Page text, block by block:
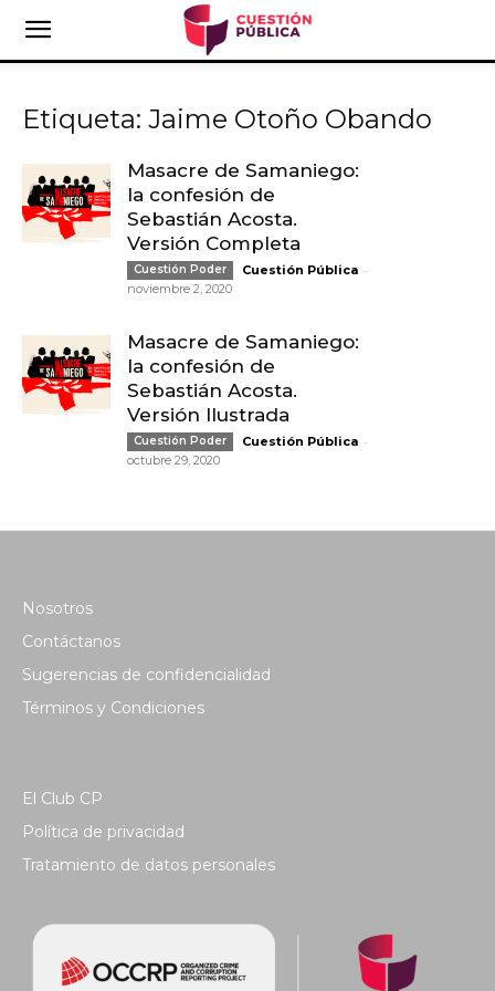
Etiqueta: Jaime Otoño Obando
Masacre de Samaniego:
la confesión de
Sebastián Acosta.
Versión Completa
Cuestión Poder Cuestión Pública -
noviembre 2, 2020
Masacre de Samaniego:
la confesión de
Sebastián Acosta.
Versión Ilustrada
Cuestión Poder Cuestión Pública -
octubre 29, 2020
Nosotros
Contáctanos
Sugerencias de confidencialidad
Términos y Condiciones
El Club CP
Política de privacidad
Tratamiento de datos personales